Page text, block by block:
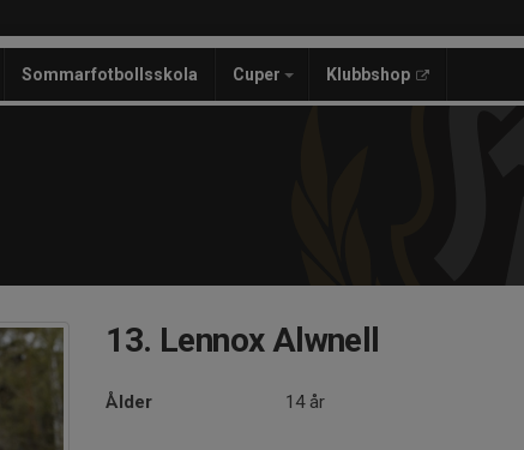
Sommarfotbollsskola Cuper Klubbshop
13. Lennox Alwnell
Ålder 14 år